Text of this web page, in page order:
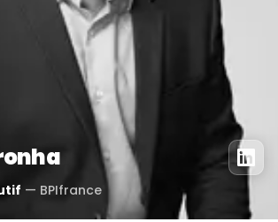
— BPIfrance